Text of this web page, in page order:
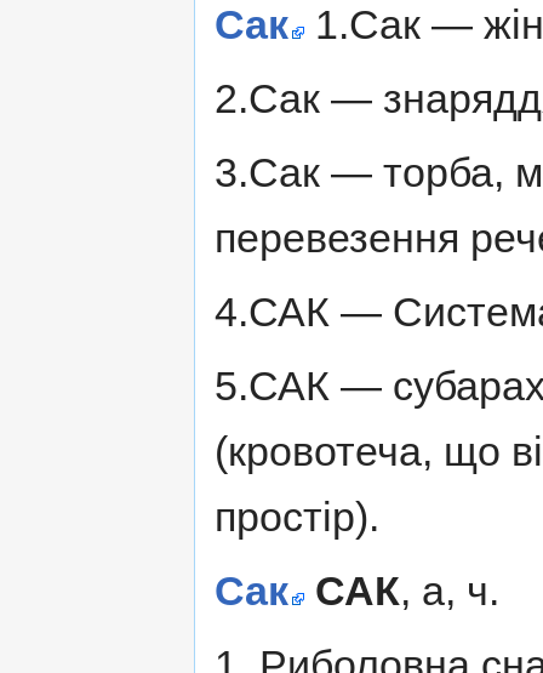
Сак
1.Сак —
2.Сак —
3.Сак — торба,
перевезення
4.САК —
5.САК —
(кровотеча, що
простір).
Сак
САК, а, ч.